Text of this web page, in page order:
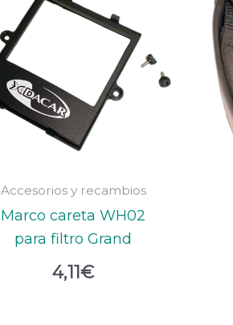
Accesorios y recambios
Marco careta WH02
para filtro Grand
4,11€